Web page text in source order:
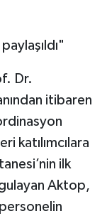
Dr.
itibaren
katılımcılara
ilk
Aktop,